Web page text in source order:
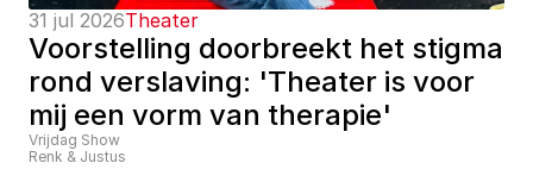
31 jul 2026Theater
Voorstelling doorbreekt het stigma
rond verslaving: 'Theater is voor
mij een vorm van therapie'
Vrijdag Show
Renk & Justus